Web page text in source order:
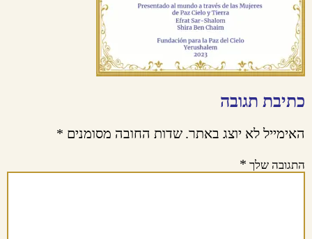
כתיבת תגובה
האימייל לא יוצג באתר. שדות החובה מסומנים *
התגובה שלך *